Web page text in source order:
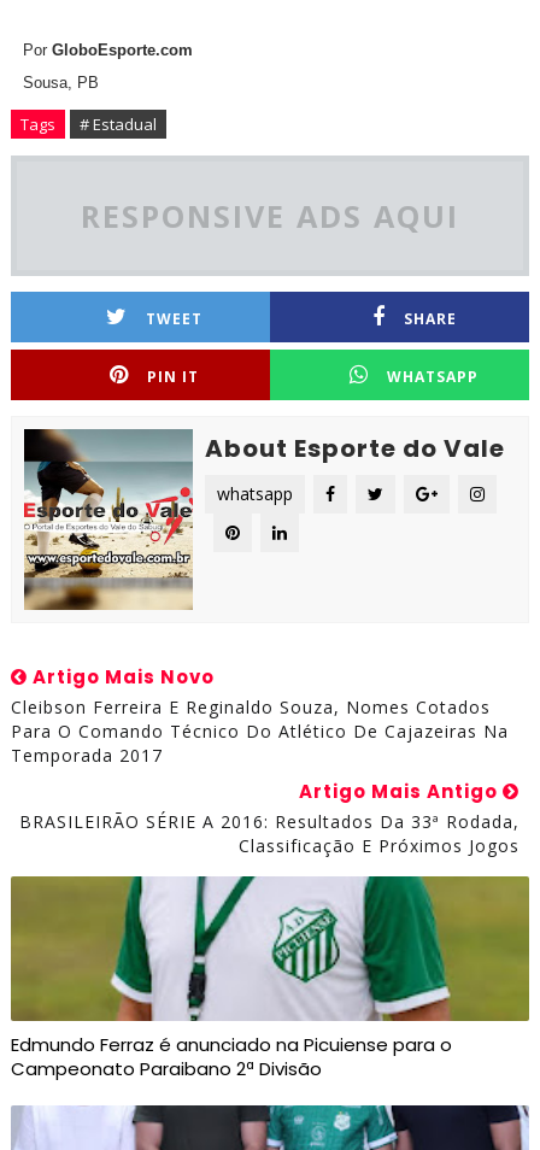
Por GloboEsporte.com
Sousa, PB
Tags # Estadual
RESPONSIVE ADS AQUI
TWEET SHARE
PIN IT WHATSAPP
About Esporte do Vale
whatsapp
Artigo Mais Novo
Cleibson Ferreira E Reginaldo Souza, Nomes Cotados
Para O Comando Técnico Do Atlético De Cajazeiras Na
Temporada 2017
Artigo Mais Antigo
BRASILEIRÃO SÉRIE A 2016: Resultados Da 33ª Rodada,
Classificação E Próximos Jogos
Edmundo Ferraz é anunciado na Picuiense para o
Campeonato Paraibano 2ª Divisão